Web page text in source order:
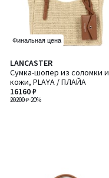
Финальная цена
LANCASTER
Сумка-шопер из соломки и
кожи, PLAYA / ПЛАЙА
20200 ₽-20%
16160 ₽